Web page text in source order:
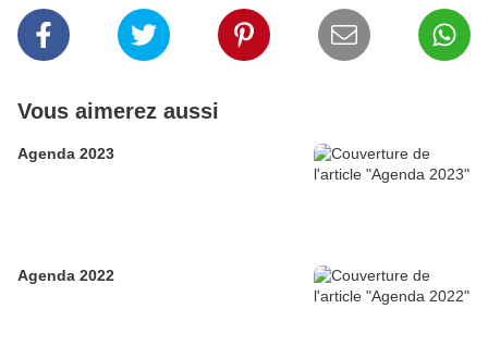
Vous aimerez aussi
Agenda 2023
Agenda 2022